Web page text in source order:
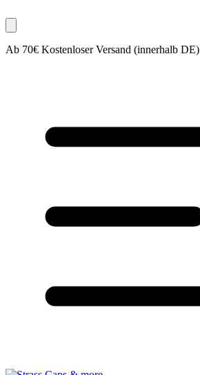
Ab 70€ Kostenloser Versand (innerhalb DE)